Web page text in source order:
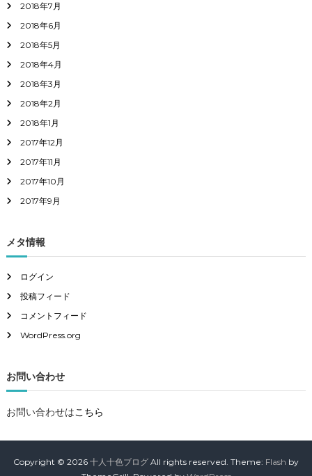
2018年7月
2018年6月
2018年5月
2018年4月
2018年3月
2018年2月
2018年1月
2017年12月
2017年11月
2017年10月
2017年9月
メタ情報
ログイン
投稿フィード
コメントフィード
WordPress.org
お問い合わせ
お問い合わせはこちら
Copyright © 2026 十人十色ブログ All rights reserved. Theme: Flash by